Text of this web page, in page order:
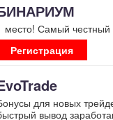
место! Самый
Регистрация
для новых
вывод